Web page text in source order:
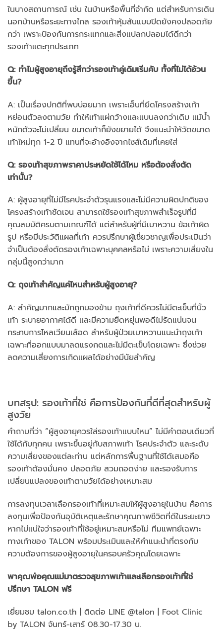
ในบางสถานการณ์ เช่น ในบ้านหรือพื้นที่จำกัด แต่สำหรับการเดิน
นอกบ้านหรือระยะทางไกล รองเท้าหุ้มส้นแบบปิดยังคงปลอดภัย
กว่า เพราะป้องกันการกระแทกและสิ่งแปลกปลอมได้ดีกว่า
รองเท้าแตะทุกประเภท
Q: ทำไมผู้สูงอายุถึงรู้สึกว่ารองเท้าคู่เดิมเริ่มคับ ทั้งที่ไม่ได้อ้วน
ขึ้น?
A: เป็นเรื่องปกติที่พบบ่อยมาก เพราะเอ็นที่ยึดโครงสร้างเท้า
หย่อนตัวลงตามวัย ทำให้เท้าแผ่กว้างและแบนลงกว่าเดิม แม้น้ำ
หนักตัวจะไม่เปลี่ยน ขนาดเท้าก็ยังขยายได้ จึงแนะนำให้วัดขนาด
เท้าใหม่ทุก 1-2 ปี แทนที่จะอ้างอิงจากไซส์เดิมที่เคยใส่
Q: รองเท้าสุขภาพราคาประหยัดใช้ได้ไหม หรือต้องสั่งตัด
เท่านั้น?
A: ผู้สูงอายุที่ไม่มีโรคประจำตัวรุนแรงและไม่มีความผิดปกติของ
โครงสร้างเท้าชัดเจน สามารถใช้รองเท้าสุขภาพสำเร็จรูปที่มี
คุณสมบัติครบตามเกณฑ์ได้ แต่สำหรับผู้ที่มีเบาหวาน ข้อเท้าผิด
รูป หรือมีประวัติแผลที่เท้า ควรปรึกษาผู้เชี่ยวชาญเพื่อประเมินว่า
จำเป็นต้องสั่งตัดรองเท้าเฉพาะบุคคลหรือไม่ เพราะความเสี่ยงใน
กลุ่มนี้สูงกว่ามาก
Q: ถุงเท้าสำคัญแค่ไหนสำหรับผู้สูงอายุ?
A: สำคัญมากและมักถูกมองข้าม ถุงเท้าที่ดีควรไม่มีตะเข็บที่นิ้ว
เท้า ระบายอากาศได้ดี และมีความยืดหยุ่นพอดีไม่รัดแน่นจน
กระทบการไหลเวียนเลือด สำหรับผู้ป่วยเบาหวานแนะนำถุงเท้า
เฉพาะที่ออกแบบมาลดแรงกดและไม่มีตะเข็บโดยเฉพาะ ซึ่งช่วย
ลดความเสี่ยงการเกิดแผลได้อย่างมีนัยสำคัญ
บทสรุป: รองเท้าที่ใช่ คือการป้องกันที่ดีที่สุดสำหรับผู้
สูงวัย
คำถามที่ว่า “ผู้สูงอายุควรใส่รองเท้าแบบไหน” ไม่มีคำตอบเดียวที่
ใช้ได้กับทุกคน เพราะขึ้นอยู่กับสภาพเท้า โรคประจำตัว และระดับ
ความเสี่ยงของแต่ละท่าน แต่หลักการพื้นฐานที่ใช้ได้เสมอคือ
รองเท้าต้องมั่นคง ปลอดภัย สวมถอดง่าย และรองรับการ
เปลี่ยนแปลงของเท้าตามวัยได้อย่างเหมาะสม
การลงทุนเวลาเลือกรองเท้าที่เหมาะสมให้ผู้สูงอายุในบ้าน คือการ
ลงทุนเพื่อป้องกันอุบัติเหตุและรักษาคุณภาพชีวิตที่ดีในระยะยาว
หากไม่แน่ใจว่ารองเท้าที่ใช้อยู่เหมาะสมหรือไม่ ทีมแพทย์เฉพาะ
ทางเท้าของ TALON พร้อมประเมินและให้คำแนะนำที่ตรงกับ
ความต้องการของผู้สูงอายุในครอบครัวคุณโดยเฉพาะ
พาคุณพ่อคุณแม่มาตรวจสุขภาพเท้าและเลือกรองเท้าที่ใช่
ปรึกษา TALON ฟรี
เยี่ยมชม talon.co.th | ติดต่อ LINE @talon | Foot Clinic
by TALON จันทร์-เสาร์ 08.30-17.30 น.